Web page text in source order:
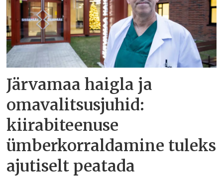
Järvamaa haigla ja
omavalitsusjuhid:
kiirabiteenuse
ümberkorraldamine tuleks
ajutiselt peatada